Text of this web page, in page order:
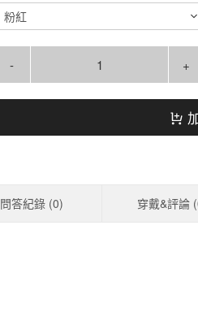
粉紅
- +
問答紀錄 (0) 穿戴&評論 (